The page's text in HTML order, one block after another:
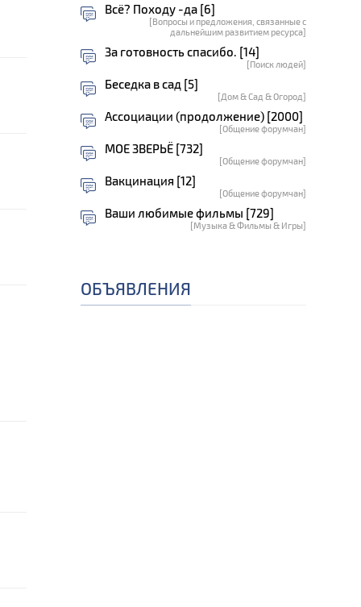
Всё? Походу -да [6]
[Вопросы и предложения, связанные с
дальнейшим развитием ресурса]
За готовность спасибо. [14]
[Поиск людей]
Беседка в сад [5]
[Дом & Сад & Огород]
Ассоциации (продолжение) [2000]
[Общение форумчан]
МОЕ ЗВЕРЬЁ [732]
[Общение форумчан]
Вакцинация [12]
[Общение форумчан]
Ваши любимые фильмы [729]
[Музыка & Фильмы & Игры]
ОБЪЯВЛЕНИЯ